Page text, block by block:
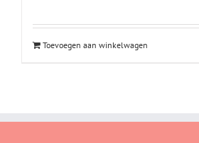
Toevoegen aan winkelwagen